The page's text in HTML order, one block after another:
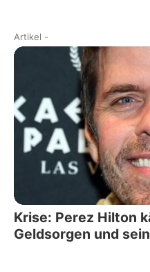
Artikel -
Krise: Perez Hilton
Geldsorgen und